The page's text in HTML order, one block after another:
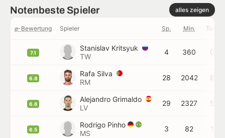
Notenbeste Spieler alles zeigen
⌀-Bewertung Spieler Sp. Min. Tore
7.1
Stanislav Kritsyuk
TW
4 360 0
6.8
Rafa Silva
RM
28 2042 8
6.6
Alejandro Grimaldo
LV
29 2327 5
6.5
Rodrigo Pinho
MS
3 82 1